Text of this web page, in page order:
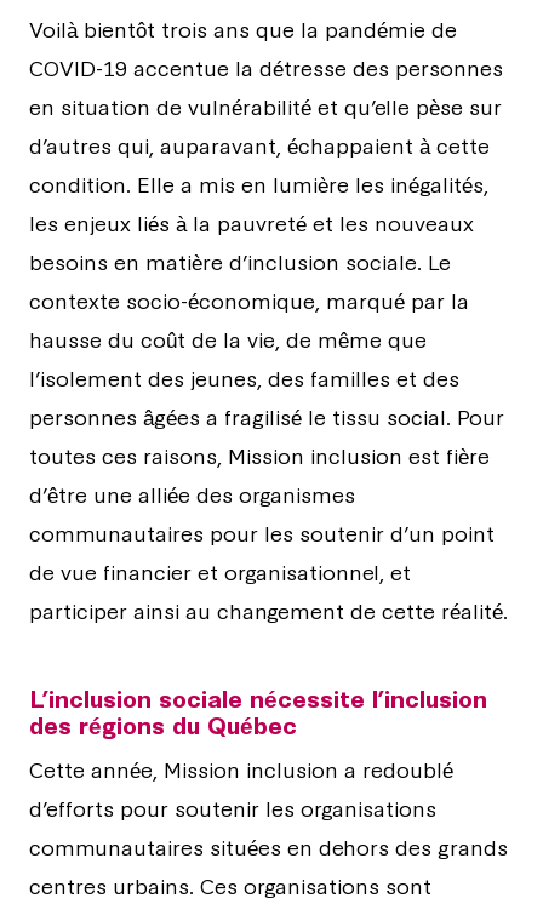
Voilà bientôt trois ans que la pandémie de
COVID-19 accentue la détresse des personnes
en situation de vulnérabilité et qu’elle pèse sur
d’autres qui, auparavant, échappaient à cette
condition. Elle a mis en lumière les inégalités,
les enjeux liés à la pauvreté et les nouveaux
besoins en matière d’inclusion sociale. Le
contexte socio-économique, marqué par la
hausse du coût de la vie, de même que
l’isolement des jeunes, des familles et des
personnes âgées a fragilisé le tissu social. Pour
toutes ces raisons, Mission inclusion est fière
d’être une alliée des organismes
communautaires pour les soutenir d’un point
de vue financier et organisationnel, et
participer ainsi au changement de cette réalité.
L’inclusion sociale nécessite l’inclusion
des régions du Québec
Cette année, Mission inclusion a redoublé
d’efforts pour soutenir les organisations
communautaires situées en dehors des grands
centres urbains. Ces organisations sont